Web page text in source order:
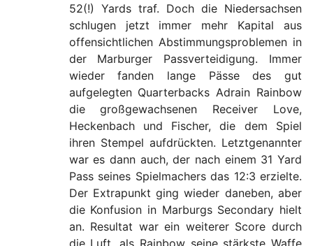
52(!) Yards traf. Doch die Niedersachsen
schlugen jetzt immer mehr Kapital aus
offensichtlichen Abstimmungsproblemen in
der Marburger Passverteidigung. Immer
wieder fanden lange Pässe des gut
aufgelegten Quarterbacks Adrain Rainbow
die großgewachsenen Receiver Love,
Heckenbach und Fischer, die dem Spiel
ihren Stempel aufdrückten. Letztgenannter
war es dann auch, der nach einem 31 Yard
Pass seines Spielmachers das 12:3 erzielte.
Der Extrapunkt ging wieder daneben, aber
die Konfusion in Marburgs Secondary hielt
an. Resultat war ein weiterer Score durch